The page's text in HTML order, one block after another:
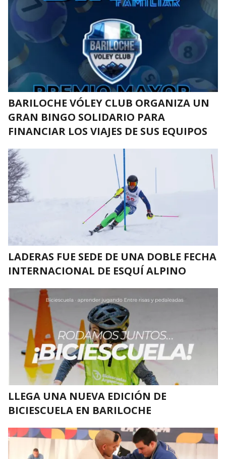
BARILOCHE VÓLEY CLUB ORGANIZA UN
GRAN BINGO SOLIDARIO PARA
FINANCIAR LOS VIAJES DE SUS EQUIPOS
LADERAS FUE SEDE DE UNA DOBLE FECHA
INTERNACIONAL DE ESQUÍ ALPINO
LLEGA UNA NUEVA EDICIÓN DE
BICIESCUELA EN BARILOCHE